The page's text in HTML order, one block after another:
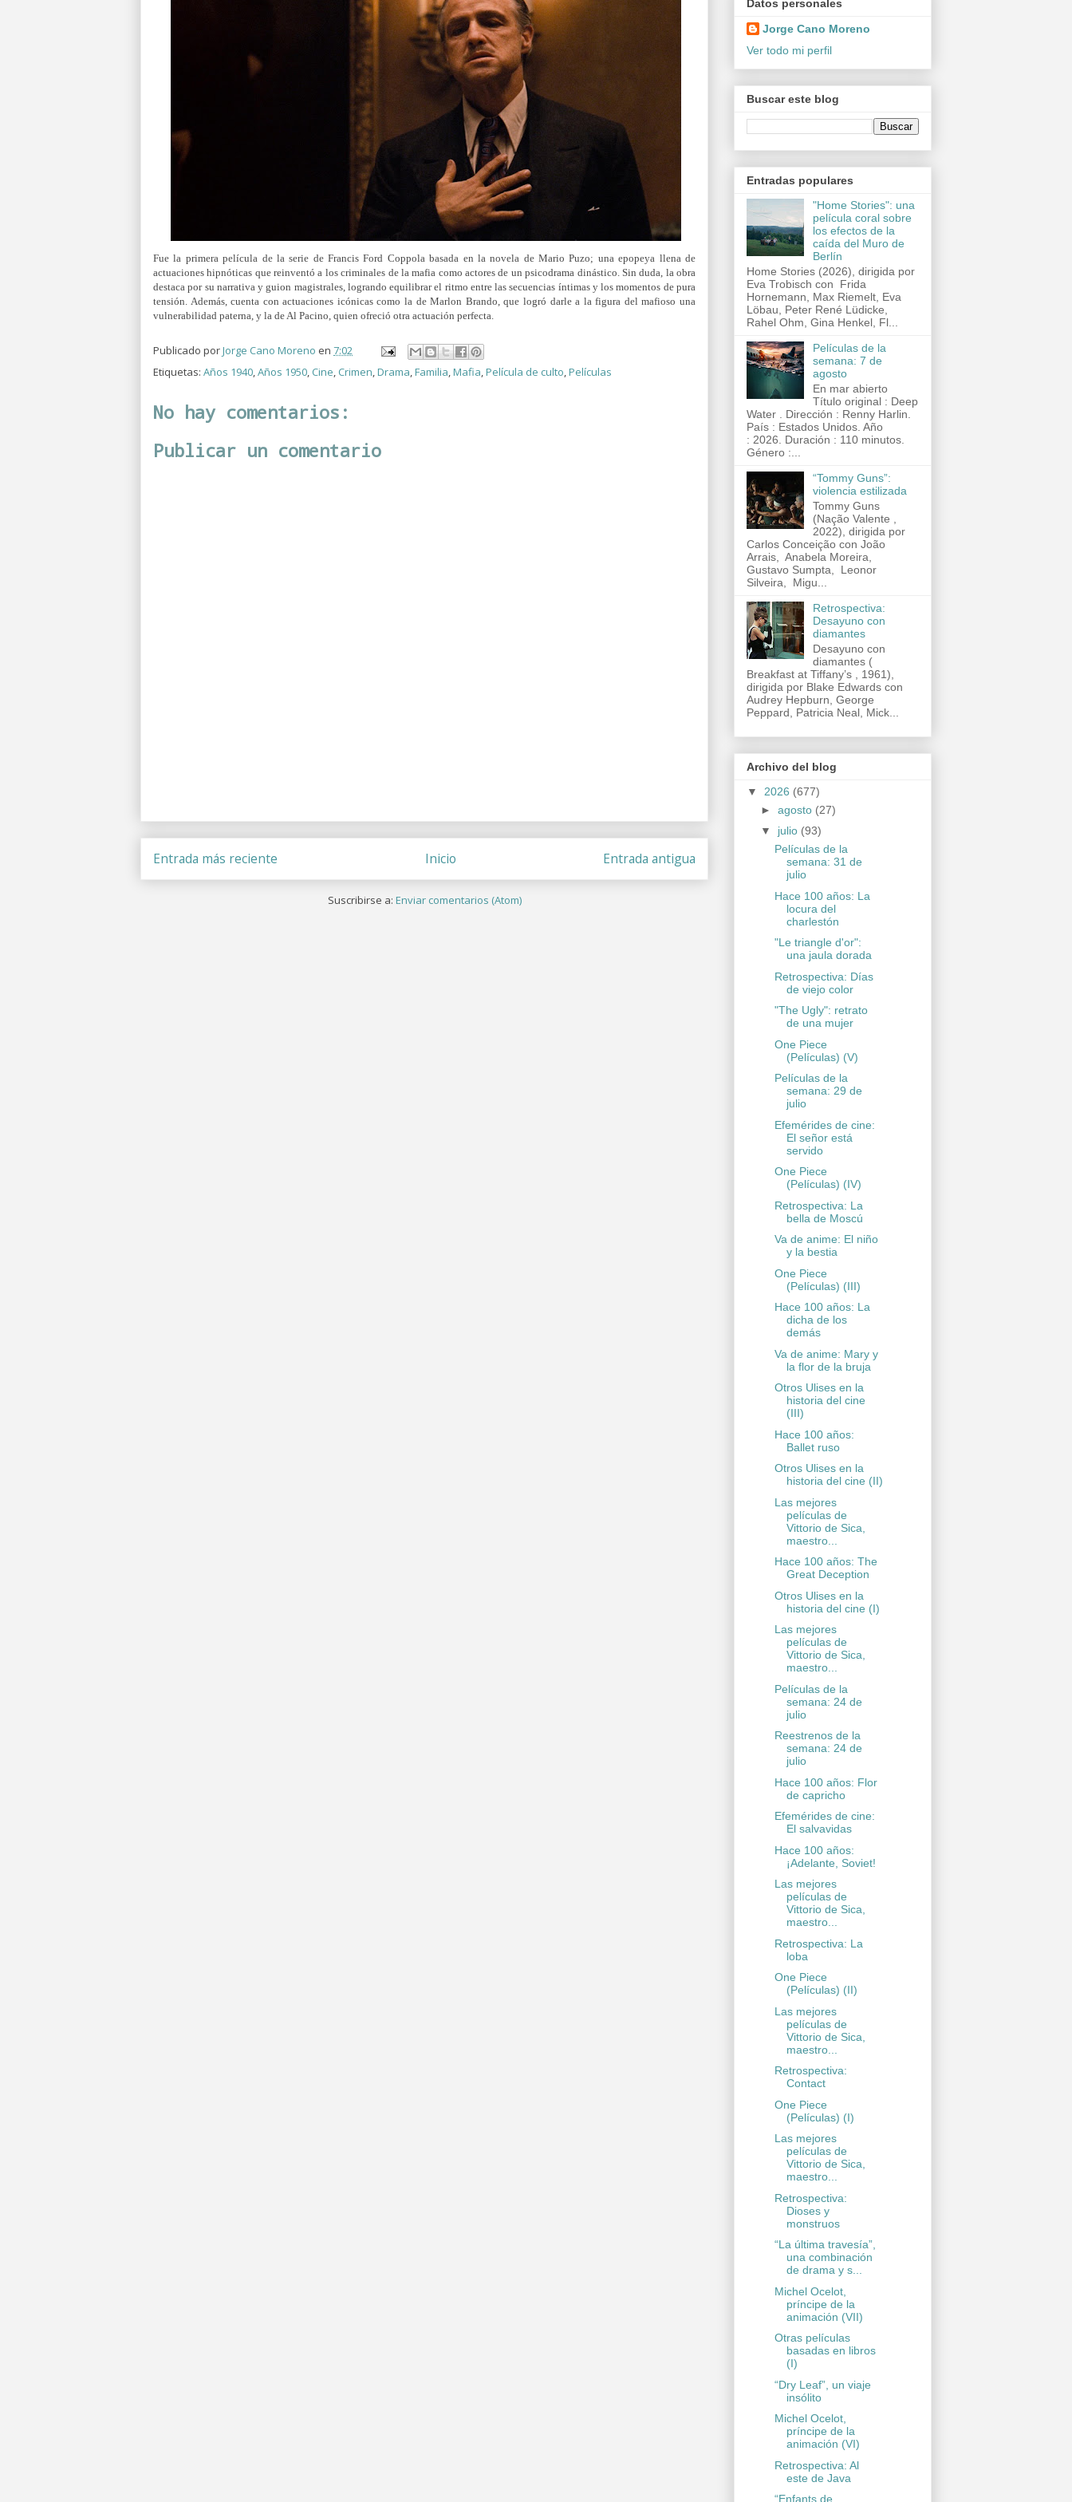
Fue la primera película de la serie de Francis Ford Coppola basada en la novela de Mario Puzo; una epopeya llena de
actuaciones hipnóticas que reinventó a los criminales de la mafia como actores de un psicodrama dinástico. Sin duda, la obra
destaca por su narrativa y guion magistrales, logrando equilibrar el ritmo entre las secuencias íntimas y los momentos de pura
tensión. Además, cuenta con actuaciones icónicas como la de Marlon Brando, que logró darle a la figura del mafioso una
vulnerabilidad paterna, y la de Al Pacino, quien ofreció otra actuación perfecta.
Publicado porJorge Cano Moreno en 7:02
Etiquetas: Años 1940,Años 1950, Cine, Crimen,Drama,Familia,Mafia,Película de culto,Películas
No hay comentarios:
Publicar un comentario
Entrada más reciente Entrada antigua
Inicio
Suscribirse a: Enviar comentarios (Atom)
Datos personales
Jorge Cano Moreno
Ver todo mi perfil
Buscar este blog
Entradas populares
"Home Stories": una
película coral sobre
los efectos de la
caída del Muro de
Berlín
Home Stories (2026), dirigida por
Eva Trobisch con Frida
Hornemann, Max Riemelt, Eva
Löbau, Peter René Lüdicke,
Rahel Ohm, Gina Henkel, Fl...
Películas de la
semana: 7 de
agosto
En mar abierto
Título original : Deep
Water . Dirección : Renny Harlin.
País : Estados Unidos. Año
: 2026. Duración : 110 minutos.
Género :...
“Tommy Guns”:
violencia estilizada
Tommy Guns
(Nação Valente ,
2022), dirigida por
Carlos Conceição con João
Arrais, Anabela Moreira,
Gustavo Sumpta, Leonor
Silveira, Migu...
Retrospectiva:
Desayuno con
diamantes
Desayuno con
diamantes (
Breakfast at Tiffany’s , 1961),
dirigida por Blake Edwards con
Audrey Hepburn, George
Peppard, Patricia Neal, Mick...
Archivo del blog
▼ 2026 (677)
► agosto (27)
▼ julio (93)
Películas de la
semana: 31 de
julio
Hace 100 años: La
locura del
charlestón
"Le triangle d'or":
una jaula dorada
Retrospectiva: Días
de viejo color
"The Ugly": retrato
de una mujer
One Piece
(Películas) (V)
Películas de la
semana: 29 de
julio
Efemérides de cine:
El señor está
servido
One Piece
(Películas) (IV)
Retrospectiva: La
bella de Moscú
Va de anime: El niño
y la bestia
One Piece
(Películas) (III)
Hace 100 años: La
dicha de los
demás
Va de anime: Mary y
la flor de la bruja
Otros Ulises en la
historia del cine
(III)
Hace 100 años:
Ballet ruso
Otros Ulises en la
historia del cine (II)
Las mejores
películas de
Vittorio de Sica,
maestro...
Hace 100 años: The
Great Deception
Otros Ulises en la
historia del cine (I)
Las mejores
películas de
Vittorio de Sica,
maestro...
Películas de la
semana: 24 de
julio
Reestrenos de la
semana: 24 de
julio
Hace 100 años: Flor
de capricho
Efemérides de cine:
El salvavidas
Hace 100 años:
¡Adelante, Soviet!
Las mejores
películas de
Vittorio de Sica,
maestro...
Retrospectiva: La
loba
One Piece
(Películas) (II)
Las mejores
películas de
Vittorio de Sica,
maestro...
Retrospectiva:
Contact
One Piece
(Películas) (I)
Las mejores
películas de
Vittorio de Sica,
maestro...
Retrospectiva:
Dioses y
monstruos
“La última travesía”,
una combinación
de drama y s...
Michel Ocelot,
príncipe de la
animación (VII)
Otras películas
basadas en libros
(I)
“Dry Leaf”, un viaje
insólito
Michel Ocelot,
príncipe de la
animación (VI)
Retrospectiva: Al
este de Java
“Enfants de